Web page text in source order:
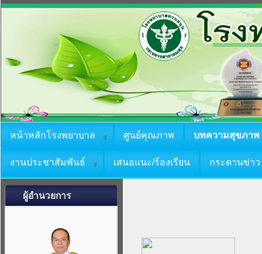
หน้าหลักโรงพยาบาล ศูนย์คุณภาพ บทความสุขภาพ
งานประชาสัมพันธ์ เสนอแนะ/ร้องเรียน กระดานข่าว
ผู้อำนวยการ